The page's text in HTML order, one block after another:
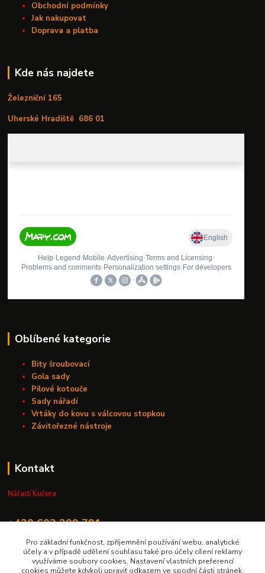
Obchodní podmínky
Jak nakupovat
Doprava a platba
Kde nás najdete
Železniční 165
Uherské Hradiště 686 01
Oblíbené kategorie
Bity šroubovací
Gola sady
Pilové kotouče
Sady nářadí
Vrtáky do kovu s válcovou stopkou
Závitořezné nástroje
Kontakt
Nářadí Kučera
+420 603 209 791
info@naradikucera.cz
Pro základní funkčnost, zpříjemnění používání webu, analytické
účely a v případě udělení souhlasu také pro účely cílení reklamy
využíváme soubory cookies. Nastavení vlastních preferencí
cookies můžete kdykoli upravit odkazem ve spodní části stránek.